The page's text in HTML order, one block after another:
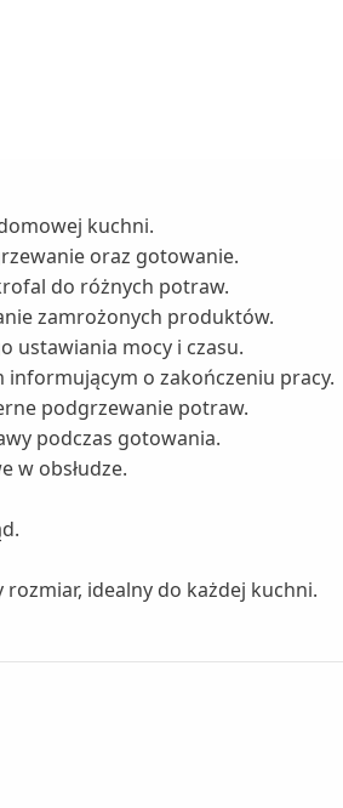
kuchni.
oraz gotowanie.
do różnych potraw.
zamrożonych produktów.
ustawiania mocy i czasu.
o zakończeniu pracy.
podgrzewanie potraw.
podczas gotowania.
w obsłudze.
idealny do każdej kuchni.